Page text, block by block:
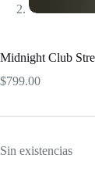
Midnight Club
$799.00
Sin existencias